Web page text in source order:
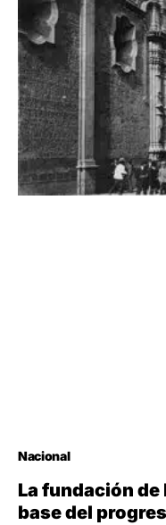
Nacional
La fundación
base del